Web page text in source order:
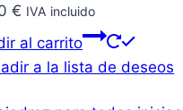
€ IVA incluido
al carrito
a la lista de deseos